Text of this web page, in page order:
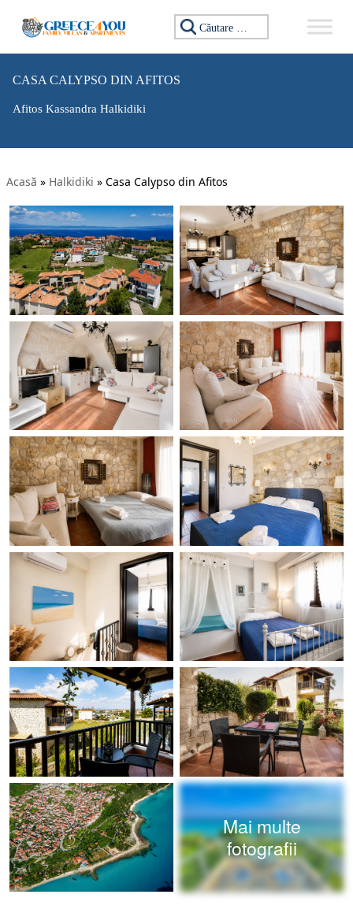
Caută:
CASA CALYPSO DIN AFITOS
Afitos Kassandra Halkidiki
Acasă » Halkidiki » Casa Calypso din Afitos
Mai multe
fotografii